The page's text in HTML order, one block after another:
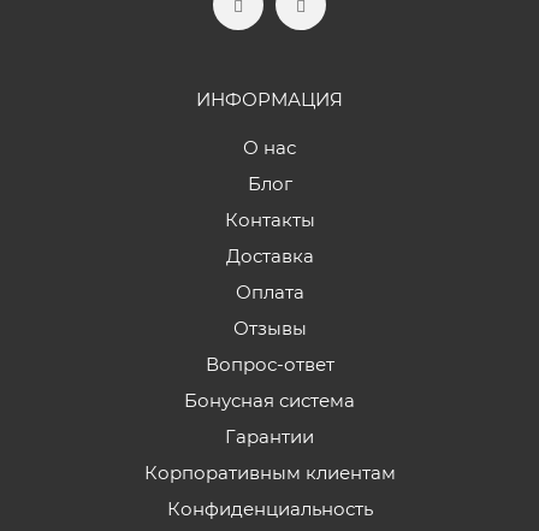
ИНФОРМАЦИЯ
О нас
Блог
Контакты
Доставка
Оплата
Отзывы
Вопрос-ответ
Бонусная система
Гарантии
Корпоративным клиентам
Конфиденциальность